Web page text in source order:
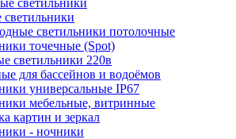
светильники потолочные
точечные (Spot)
светильники 220в
для бассейнов и водоёмов
универсальные IP67
мебельные, витринные
картин и зеркал
- ночники